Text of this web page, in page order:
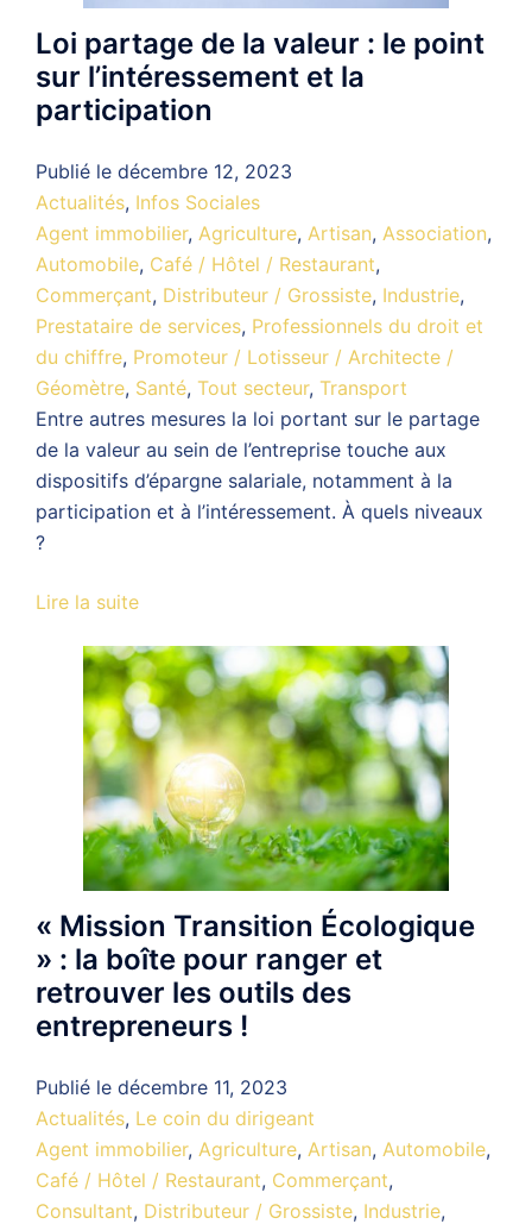
Loi partage de la valeur : le point
sur l’intéressement et la
participation
Publié le décembre 12, 2023
Actualités, Infos Sociales
Agent immobilier, Agriculture, Artisan, Association,
Automobile, Café / Hôtel / Restaurant,
Commerçant, Distributeur / Grossiste, Industrie,
Prestataire de services, Professionnels du droit et
du chiffre, Promoteur / Lotisseur / Architecte /
Géomètre, Santé, Tout secteur, Transport
Entre autres mesures la loi portant sur le partage
de la valeur au sein de l’entreprise touche aux
dispositifs d’épargne salariale, notamment à la
participation et à l’intéressement. À quels niveaux
?
Lire la suite
« Mission Transition Écologique
» : la boîte pour ranger et
retrouver les outils des
entrepreneurs !
Publié le décembre 11, 2023
Actualités, Le coin du dirigeant
Agent immobilier, Agriculture, Artisan, Automobile,
Café / Hôtel / Restaurant, Commerçant,
Consultant, Distributeur / Grossiste, Industrie,